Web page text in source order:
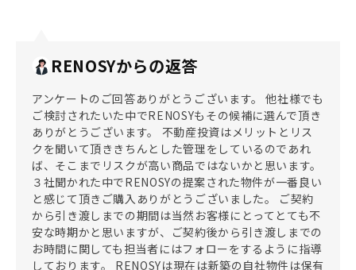
RENOSYからの返答
アンケートのご回答ありがとうございます。 他社様でも
ご検討されたいた中でRENOSYもその候補に選んで頂き
ありがとうございます。 不動産投資はメリットとリス
クを聞いて頂ききちんとした管理をしているのであれ
ば、そこまでリスクが高い商品ではないかと思います。
３社聞かれた中でRENOSYの提案された物件が一番良い
と感じて頂きご購入ありがとうございました。 ご契約
から引き渡しまでの期間は当然お客様にとってとても不
安な時期かと思いますが、ご契約後から引き渡しまでの
お時間に関しても担当者にはフォローをするように指導
しております。 RENOSYは現在は新築の自社物件は保有